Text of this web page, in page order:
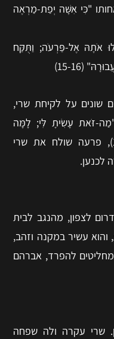
"כִּי אִשָּׁה יְפַת-מַרְאֶה
אֹתָהּ אֶל-פַּרְעֹה; וַתֻּקַּח
(15-16)
שונים על לקיחת שרי,
זֹּאת עָשִׂיתָ לִּי; לָמָּה
לֹא-הִגַּדְתָּ לִּי, כִּי אִשְׁתְּךָ הִוא." (18), פרעה שולח את שרי
לכנען.
לצפון, מהנגב לבית
עשיר במקנה וזהב,
להפרד, אברהם
שרי עקרה ולה שפחה